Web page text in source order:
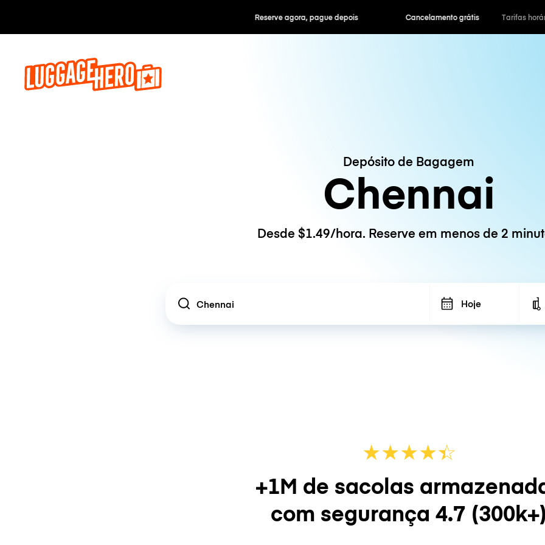
Reserve agora, pague depois Cancelamento grátis Tarifas
Depósito de Bagagem
Chennai
Desde $1.49/hora. Reserve em menos de 2
Location Hoje
★★★★☆
★
+1M de sacolas
com segurança 4.7 (300k+)